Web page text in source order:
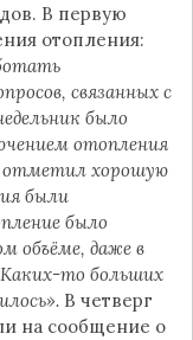
В первую
отопления:
связанных с
было
отопления
отметил хорошую
были
было
объёме, даже в
то больших
В четверг
на сообщение о